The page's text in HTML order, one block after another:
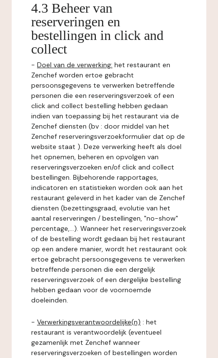
4.3 Beheer van
reserveringen en
bestellingen in click and
collect
- Doel van de verwerking: het restaurant en
Zenchef worden ertoe gebracht
persoonsgegevens te verwerken betreffende
personen die een reserveringsverzoek of een
click and collect bestelling hebben gedaan
indien van toepassing bij het restaurant via de
Zenchef diensten (bv : door middel van het
Zenchef reserveringsverzoekformulier dat op de
website staat ). Deze verwerking heeft als doel
het opnemen, beheren en opvolgen van
reserveringsverzoeken en/of click and collect
bestellingen. Bijbehorende rapportages,
indicatoren en statistieken worden ook aan het
restaurant geleverd in het kader van de Zenchef
diensten (bezettingsgraad, evolutie van het
aantal reserveringen / bestellingen, "no-show"
percentage,...). Wanneer het reserveringsverzoek
of de bestelling wordt gedaan bij het restaurant
op een andere manier, wordt het restaurant ook
ertoe gebracht persoonsgegevens te verwerken
betreffende personen die een dergelijk
reserveringsverzoek of een dergelijke bestelling
hebben gedaan voor de voornoemde
doeleinden.
- Verwerkingsverantwoordelijke(n) : het
restaurant is verantwoordelijk (eventueel
gezamenlijk met Zenchef wanneer
reserveringsverzoeken of bestellingen worden